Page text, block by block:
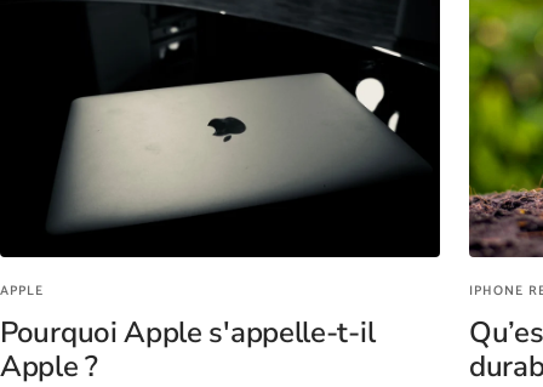
APPLE
Pourquoi Apple s'appelle-t-il
Apple ?
IPHONE